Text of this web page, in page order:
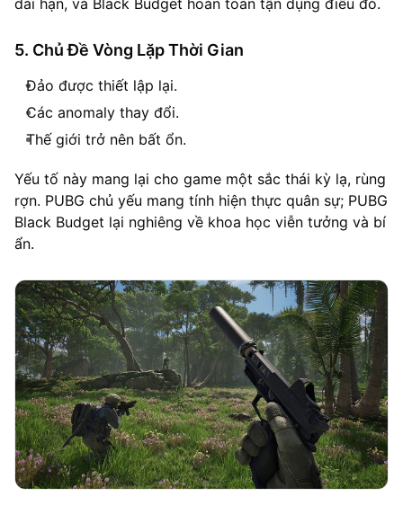
5. Chủ Đề Vòng Lặp Thời Gian
Đảo được thiết lập lại.
Các anomaly thay đổi.
Thế giới trở nên bất ổn.
Yếu tố này mang lại cho game một sắc thái kỳ lạ, rùng
rợn. PUBG chủ yếu mang tính hiện thực quân sự; PUBG
Black Budget lại nghiêng về khoa học viễn tưởng và bí
ẩn.